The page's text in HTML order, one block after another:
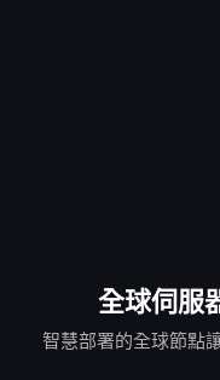
全球伺服
智慧部署的全球節點